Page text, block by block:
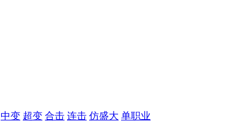
中变 超变 合击 连击 仿盛大 单职业